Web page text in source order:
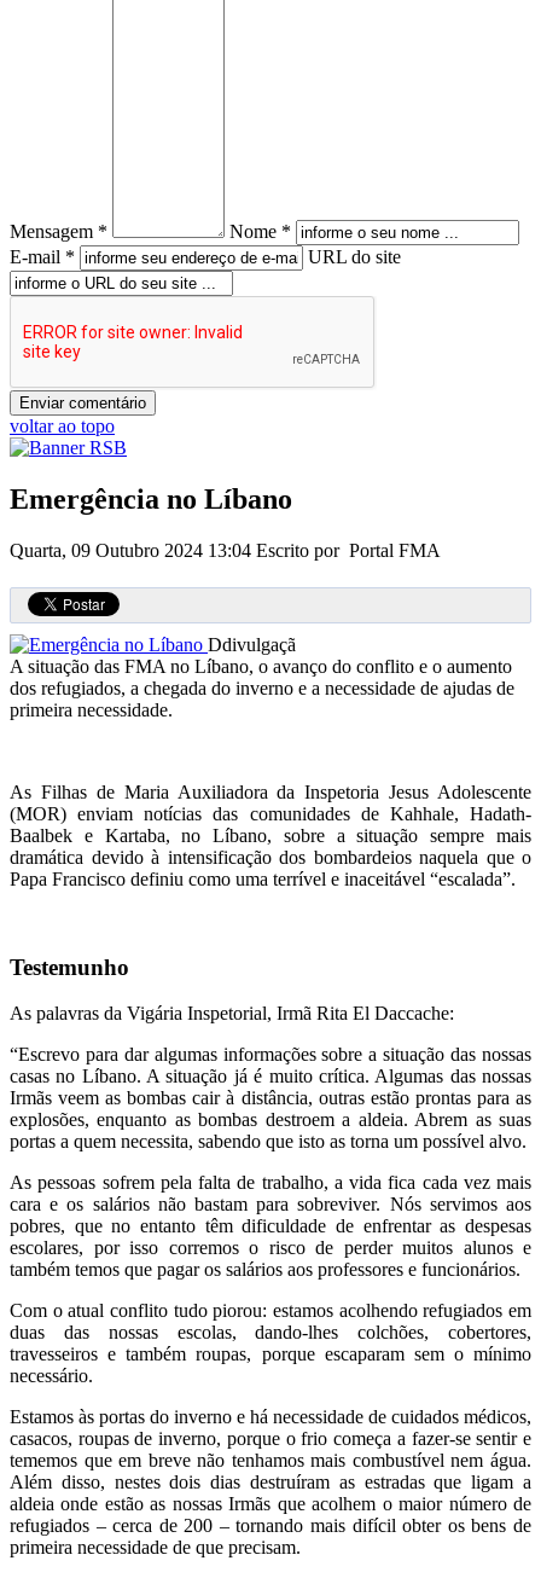
Mensagem *
Nome *
E-mail *
URL do site
voltar ao topo
Emergência no Líbano
Quarta, 09 Outubro 2024 13:04 Escrito por Portal FMA
Ddivulgaçã
A situação das FMA no Líbano, o avanço do conflito e o aumento
dos refugiados, a chegada do inverno e a necessidade de ajudas de
primeira necessidade.
As Filhas de Maria Auxiliadora da Inspetoria Jesus Adolescente
(MOR) enviam notícias das comunidades de Kahhale, Hadath-
Baalbek e Kartaba, no Líbano, sobre a situação sempre mais
dramática devido à intensificação dos bombardeios naquela que o
Papa Francisco definiu como uma terrível e inaceitável “escalada”.
Testemunho
As palavras da Vigária Inspetorial, Irmã Rita El Daccache:
“Escrevo para dar algumas informações sobre a situação das nossas
casas no Líbano. A situação já é muito crítica. Algumas das nossas
Irmãs veem as bombas cair à distância, outras estão prontas para as
explosões, enquanto as bombas destroem a aldeia. Abrem as suas
portas a quem necessita, sabendo que isto as torna um possível alvo.
As pessoas sofrem pela falta de trabalho, a vida fica cada vez mais
cara e os salários não bastam para sobreviver. Nós servimos aos
pobres, que no entanto têm dificuldade de enfrentar as despesas
escolares, por isso corremos o risco de perder muitos alunos e
também temos que pagar os salários aos professores e funcionários.
Com o atual conflito tudo piorou: estamos acolhendo refugiados em
duas das nossas escolas, dando-lhes colchões, cobertores,
travesseiros e também roupas, porque escaparam sem o mínimo
necessário.
Estamos às portas do inverno e há necessidade de cuidados médicos,
casacos, roupas de inverno, porque o frio começa a fazer-se sentir e
tememos que em breve não tenhamos mais combustível nem água.
Além disso, nestes dois dias destruíram as estradas que ligam a
aldeia onde estão as nossas Irmãs que acolhem o maior número de
refugiados – cerca de 200 – tornando mais difícil obter os bens de
primeira necessidade de que precisam.